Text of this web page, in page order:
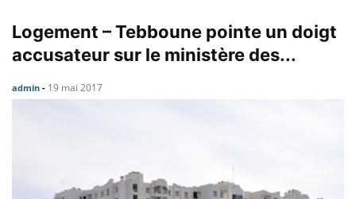
Logement – Tebboune pointe un doigt
accusateur sur le ministère des...
admin - 19 mai 2017